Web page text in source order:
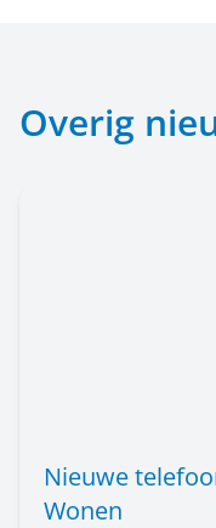
Overig
Nieuwe
Wonen